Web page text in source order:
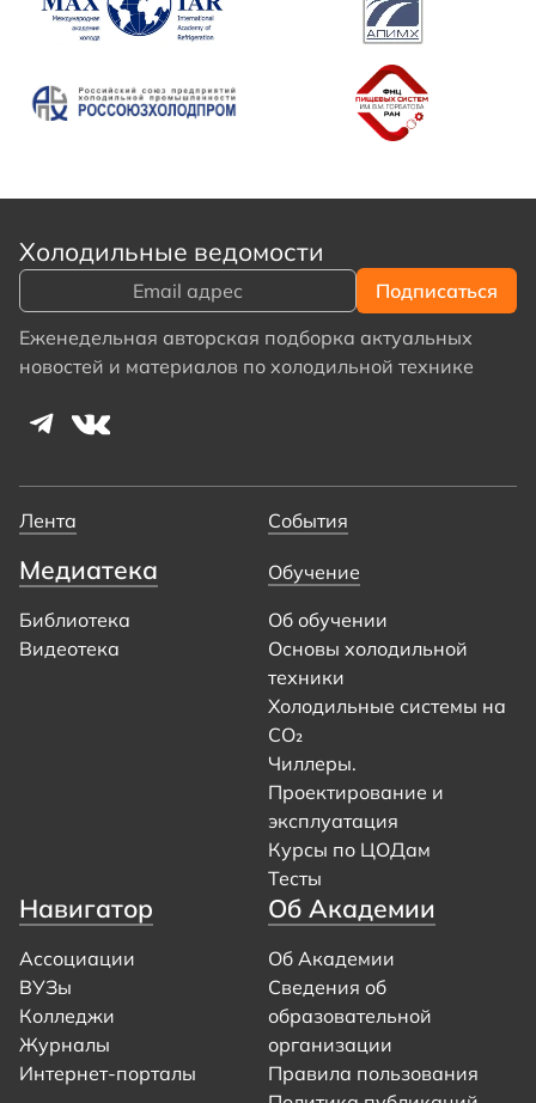
Холодильные ведомости
Еженедельная авторская подборка актуальных
новостей и материалов по холодильной технике
Лента События
Медиатека
Библиотека
Видеотека
Обучение
Об обучении
Основы холодильной
техники
Холодильные системы на
CO₂
Чиллеры.
Проектирование и
эксплуатация
Курсы по ЦОДам
Тесты
Навигатор
Ассоциации
ВУЗы
Колледжи
Журналы
Интернет-порталы
Об Академии
Об Академии
Сведения об
образовательной
организации
Правила пользования